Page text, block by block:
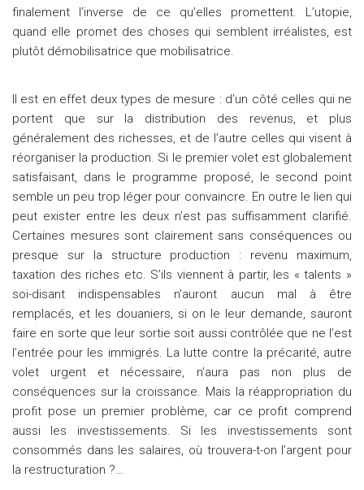
finalement l’inverse de ce qu’elles promettent. L’utopie,
quand elle promet des choses qui semblent irréalistes, est
plutôt démobilisatrice que mobilisatrice.
Il est en effet deux types de mesure : d’un côté celles qui ne
portent que sur la distribution des revenus, et plus
généralement des richesses, et de l’autre celles qui visent à
réorganiser la production. Si le premier volet est globalement
satisfaisant, dans le programme proposé, le second point
semble un peu trop léger pour convaincre. En outre le lien qui
peut exister entre les deux n’est pas suffisamment clarifié.
Certaines mesures sont clairement sans conséquences ou
presque sur la structure production : revenu maximum,
taxation des riches etc. S’ils viennent à partir, les « talents »
soi-disant indispensables n’auront aucun mal à être
remplacés, et les douaniers, si on le leur demande, sauront
faire en sorte que leur sortie soit aussi contrôlée que ne l’est
l’entrée pour les immigrés. La lutte contre la précarité, autre
volet urgent et nécessaire, n’aura pas non plus de
conséquences sur la croissance. Mais la réappropriation du
profit pose un premier problème, car ce profit comprend
aussi les investissements. Si les investissements sont
consommés dans les salaires, où trouvera-t-on l’argent pour
la restructuration ?…